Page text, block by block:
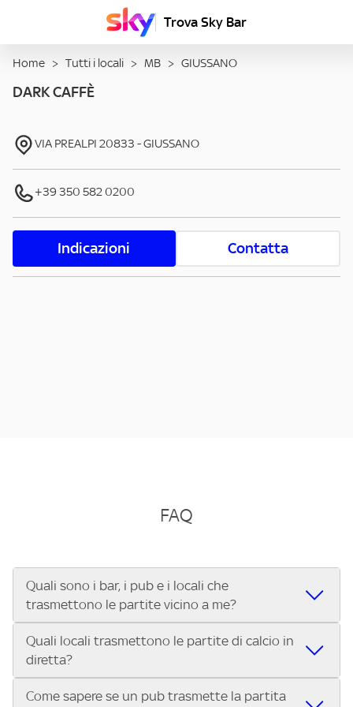
Trova Sky Bar
Home > Tutti i locali > MB > GIUSSANO
DARK CAFFÈ
VIA PREALPI 20833 -GIUSSANO
+39 350 582 0200
Indicazioni Contatta
FAQ
Quali sono i bar, i pub e i locali che
trasmettono le partite vicino a me?
Se cerchi un bar, pub, ristorante o locale vicino a te per
vedere le partite di Serie A ENILIVE, la Serie C Sky Wifi, la
UEFA Champions League, la UEFA Europa League, la UEFA
Conference League, il Tennis, la Formula 1®, la MotoGP™ e
Quali locali trasmettono le partite di calcio in
diretta?
Vuoi sapere quali bar, pub o ristoranti mostrano le partite
Come sapere se un pub trasmette la partita